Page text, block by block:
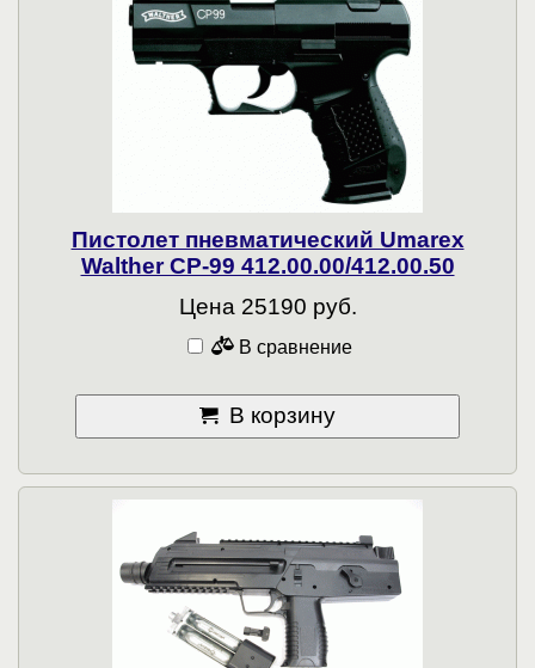
Пистолет пневматический Umarex
Walther CP-99 412.00.00/412.00.50
Цена 25190 руб.
В сравнение
В корзину